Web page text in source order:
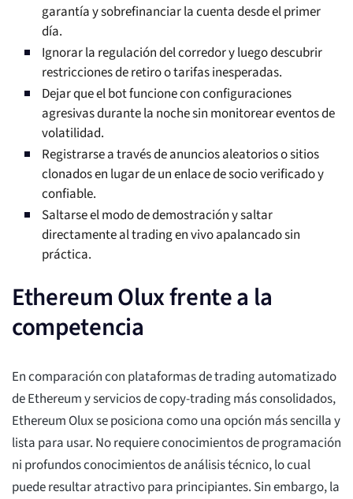
garantía y sobrefinanciar la cuenta desde el primer
día.
Ignorar la regulación del corredor y luego descubrir
restricciones de retiro o tarifas inesperadas.
Dejar que el bot funcione con configuraciones
agresivas durante la noche sin monitorear eventos de
volatilidad.
Registrarse a través de anuncios aleatorios o sitios
clonados en lugar de un enlace de socio verificado y
confiable.
Saltarse el modo de demostración y saltar
directamente al trading en vivo apalancado sin
práctica.
Ethereum Olux frente a la
competencia
En comparación con plataformas de trading automatizado
de Ethereum y servicios de copy-trading más consolidados,
Ethereum Olux se posiciona como una opción más sencilla y
lista para usar. No requiere conocimientos de programación
ni profundos conocimientos de análisis técnico, lo cual
puede resultar atractivo para principiantes. Sin embargo, la